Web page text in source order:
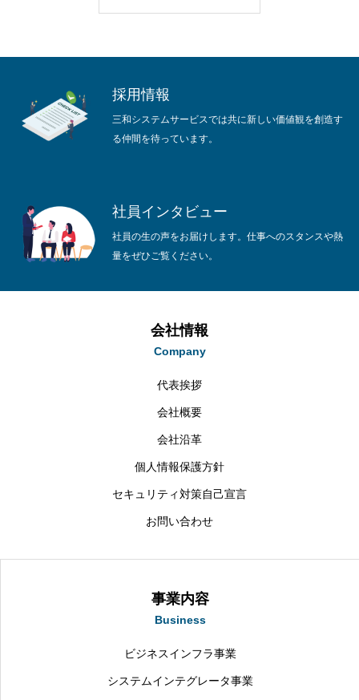
事業内容
採用情報
三和システムサービスでは共に新しい価値観を創造す
る仲間を待っています。
社員インタビュー
社員の生の声をお届けします。仕事へのスタンスや熱
量をぜひご覧ください。
会社情報
Company
代表挨拶
会社概要
会社沿革
個人情報保護方針
セキュリティ対策自己宣言
お問い合わせ
事業内容
Business
ビジネスインフラ事業
システムインテグレータ事業